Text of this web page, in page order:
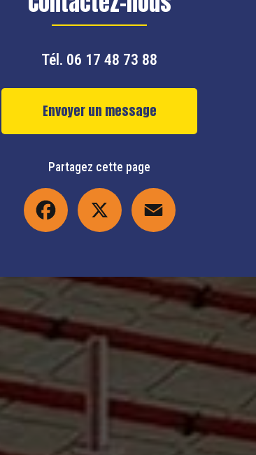
Tél. 06 17 48 73 88
Envoyer un message
Partagez cette page
Facebook